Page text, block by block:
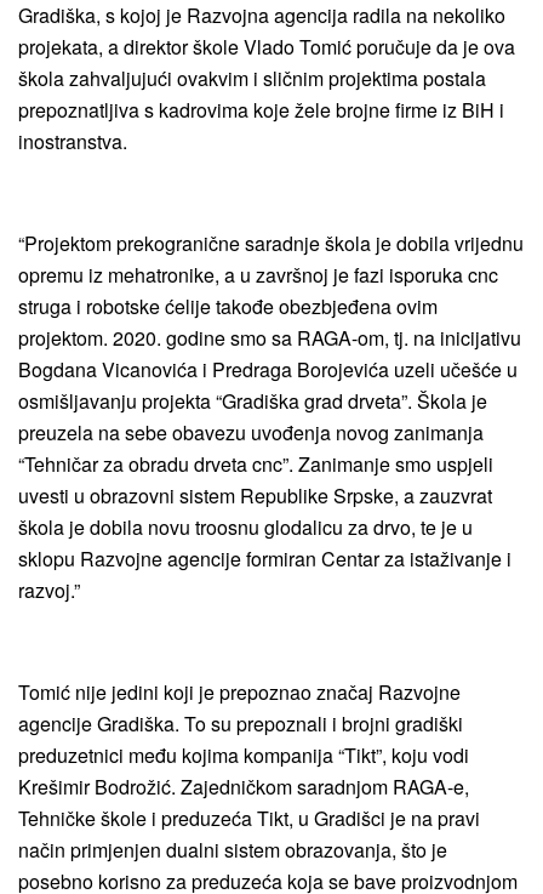
Gradiška, s kojoj je Razvojna agencija radila na nekoliko
projekata, a direktor škole Vlado Tomić poručuje da je ova
škola zahvaljujući ovakvim i sličnim projektima postala
prepoznatljiva s kadrovima koje žele brojne firme iz BiH i
inostranstva.
“Projektom prekogranične saradnje škola je dobila vrijednu
opremu iz mehatronike, a u završnoj je fazi isporuka cnc
struga i robotske ćelije takođe obezbjeđena ovim
projektom. 2020. godine smo sa RAGA-om, tj. na inicijativu
Bogdana Vicanovića i Predraga Borojevića uzeli učešće u
osmišljavanju projekta “Gradiška grad drveta”. Škola je
preuzela na sebe obavezu uvođenja novog zanimanja
“Tehničar za obradu drveta cnc”. Zanimanje smo uspjeli
uvesti u obrazovni sistem Republike Srpske, a zauzvrat
škola je dobila novu troosnu glodalicu za drvo, te je u
sklopu Razvojne agencije formiran Centar za istaživanje i
razvoj.”
Tomić nije jedini koji je prepoznao značaj Razvojne
agencije Gradiška. To su prepoznali i brojni gradiški
preduzetnici među kojima kompanija “Tikt”, koju vodi
Krešimir Bodrožić. Zajedničkom saradnjom RAGA-e,
Tehničke škole i preduzeća Tikt, u Gradišci je na pravi
način primjenjen dualni sistem obrazovanja, što je
posebno korisno za preduzeća koja se bave proizvodnjom